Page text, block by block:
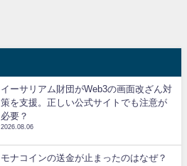
イーサリアム財団がWeb3の画面改ざん対
策を支援。正しい公式サイトでも注意が
必要？
2026.08.06
モナコインの送金が止まったのはなぜ？